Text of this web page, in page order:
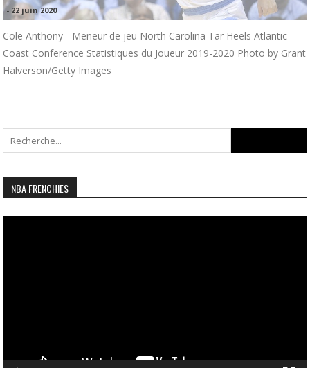
- 22 juin 2020
Cole Anthony - Meneur de jeu North Carolina Tar Heels Atlantic
Coast Conference Statistiques du Joueur 2019-2020 Photo by Grant
Halverson/Getty Images
for:
NBA FRENCHIES